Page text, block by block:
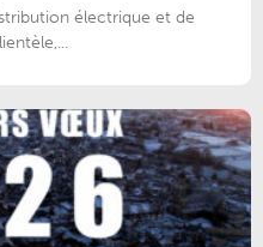
électrique et de